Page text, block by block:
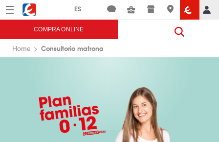
Menú Eroski
COMPRA ONLINE
Home Consultorio matrona